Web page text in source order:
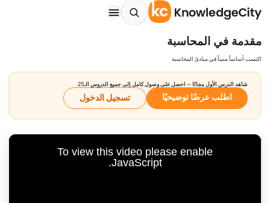
مقدمة في المحاسبة
اكتسب أساساً متيناً في مبادئ المحاسبة
شاهد الدرس الأول مجانًا — احصل على وصول كامل إلى جميع الدروس الـ25.
اطلب عرضًا توضيحيًا تسجيل الدخول
To view this video please enable
JavaScript.